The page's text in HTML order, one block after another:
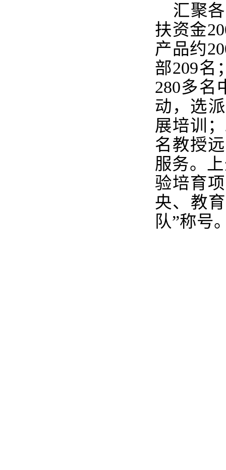
汇聚
扶资金
产品约
部209名
280多名
动，选
展培训；
名教授
服务。
验培育
央、教
队”称号